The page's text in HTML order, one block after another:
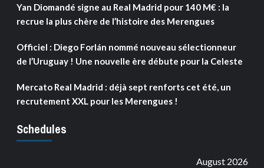
Yan Diomandé signe au Real Madrid pour 140 M€ : la
recrue la plus chère de l’histoire des Merengues
Officiel : Diego Forlán nommé nouveau sélectionneur
de l’Uruguay ! Une nouvelle ère débute pour la Celeste
Mercato Real Madrid : déjà sept renforts cet été, un
recrutement XXL pour les Merengues !
Schedules
August 2026